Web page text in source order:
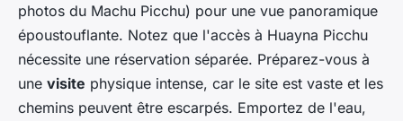
photos du Machu Picchu) pour une vue panoramique
époustouflante. Notez que l'accès à Huayna Picchu
nécessite une réservation séparée. Préparez-vous à
une visite physique intense, car le site est vaste et les
chemins peuvent être escarpés. Emportez de l'eau,